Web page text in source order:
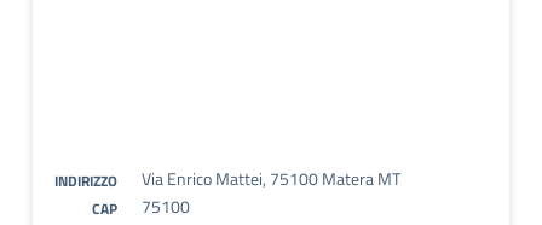
INDIRIZZO Via Enrico Mattei, 75100 Matera MT
CAP
75100